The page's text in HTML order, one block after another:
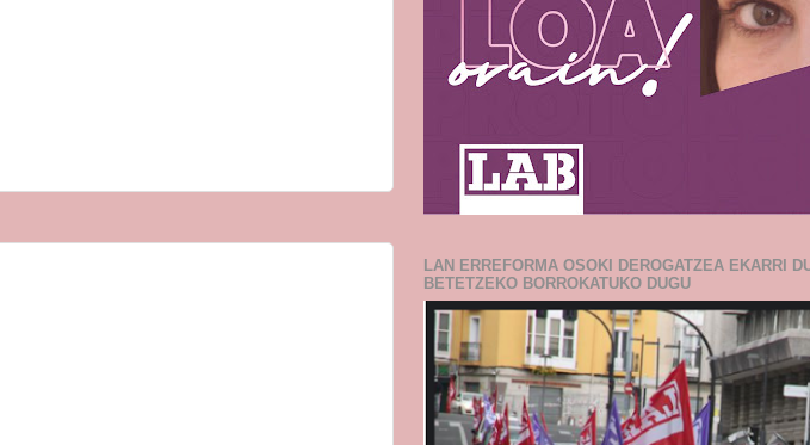
LAN ERREFORMA OSOKI DEROGATZEA EKARRI
BETETZEKO BORROKATUKO DUGU